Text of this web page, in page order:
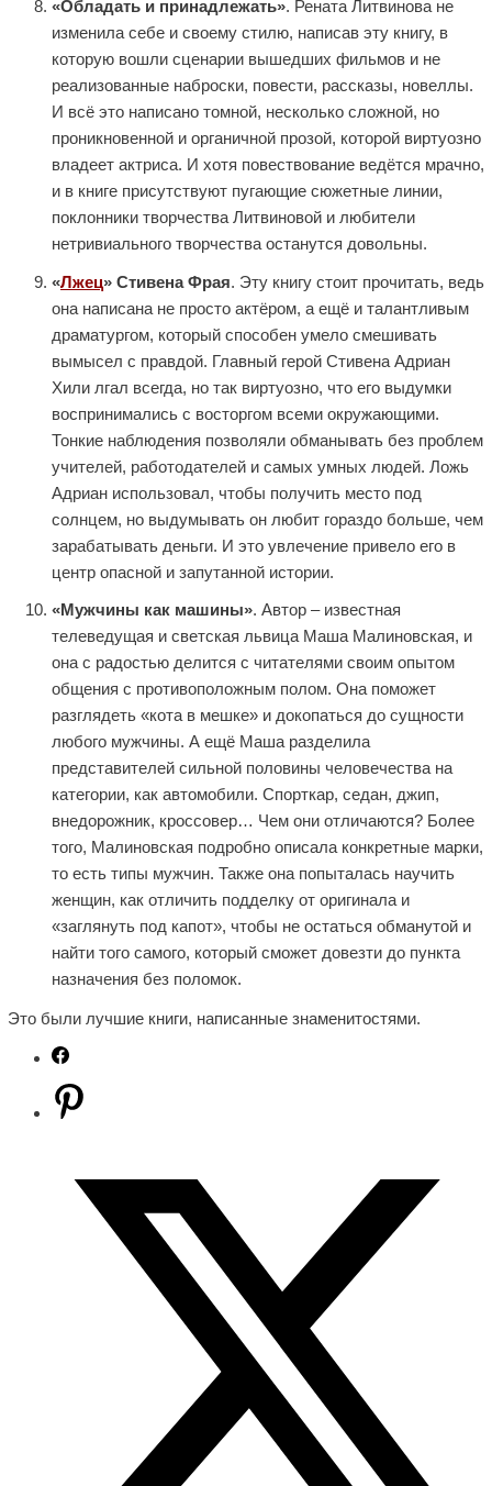
«Обладать и принадлежать». Рената Литвинова не
изменила себе и своему стилю, написав эту книгу, в
которую вошли сценарии вышедших фильмов и не
реализованные наброски, повести, рассказы, новеллы.
И всё это написано томной, несколько сложной, но
проникновенной и органичной прозой, которой виртуозно
владеет актриса. И хотя повествование ведётся мрачно,
и в книге присутствуют пугающие сюжетные линии,
поклонники творчества Литвиновой и любители
нетривиального творчества останутся довольны.
«Лжец» Стивена Фрая. Эту книгу стоит прочитать, ведь
она написана не просто актёром, а ещё и талантливым
драматургом, который способен умело смешивать
вымысел с правдой. Главный герой Стивена Адриан
Хили лгал всегда, но так виртуозно, что его выдумки
воспринимались с восторгом всеми окружающими.
Тонкие наблюдения позволяли обманывать без проблем
учителей, работодателей и самых умных людей. Ложь
Адриан использовал, чтобы получить место под
солнцем, но выдумывать он любит гораздо больше, чем
зарабатывать деньги. И это увлечение привело его в
центр опасной и запутанной истории.
«Мужчины как машины». Автор – известная
телеведущая и светская львица Маша Малиновская, и
она с радостью делится с читателями своим опытом
общения с противоположным полом. Она поможет
разглядеть «кота в мешке» и докопаться до сущности
любого мужчины. А ещё Маша разделила
представителей сильной половины человечества на
категории, как автомобили. Спорткар, седан, джип,
внедорожник, кроссовер… Чем они отличаются? Более
того, Малиновская подробно описала конкретные марки,
то есть типы мужчин. Также она попыталась научить
женщин, как отличить подделку от оригинала и
«заглянуть под капот», чтобы не остаться обманутой и
найти того самого, который сможет довезти до пункта
назначения без поломок.
Это были лучшие книги, написанные знаменитостями.